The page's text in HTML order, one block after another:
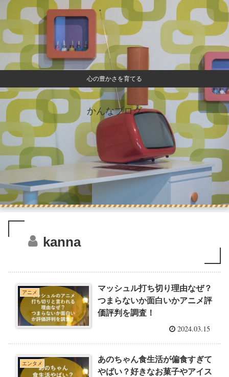
心の豊かさを育てる
かんなブログ
kanna
アニメ
マッシュル打ち切り理由なぜ？
つまらないか面白いかアニメ評
価評判を調査！
2024.03.15
エンタメ
あのちゃん食生活が偏食すぎて
やばい？好きなお菓子やアイス